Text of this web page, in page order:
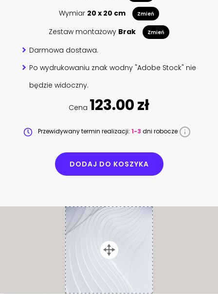
Wymiar 20 x 20 cm Zmień
Zestaw montażowy Brak Zmień
Darmowa dostawa.
Po wydrukowaniu znak wodny "Adobe Stock" nie
będzie widoczny.
Cena 123.00 zł
Przewidywany termin realizacji: 1-3 dni robocze
DODAJ DO KOSZYKA